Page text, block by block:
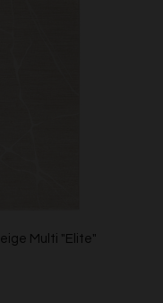
Multi "Elite"